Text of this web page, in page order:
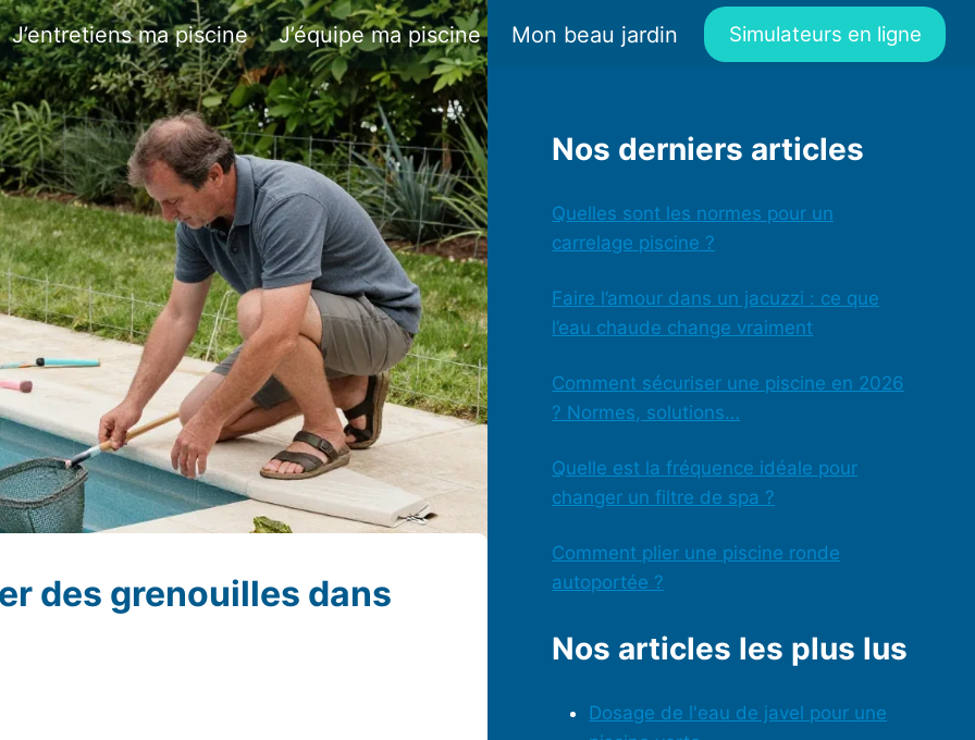
J’entretiens ma piscine J’équipe ma piscine Mon beau jardin Simulateurs en ligne
des grenouilles dans
Nos derniers articles
Quelles sont les normes pour un
carrelage piscine ?
Faire l’amour dans un jacuzzi : ce que
l’eau chaude change vraiment
Comment sécuriser une piscine en 2026
? Normes, solutions…
Quelle est la fréquence idéale pour
changer un filtre de spa ?
Comment plier une piscine ronde
autoportée ?
Nos articles les plus lus
Dosage de l'eau de javel pour une